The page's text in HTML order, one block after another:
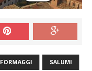
FORMAGGI SALUMI